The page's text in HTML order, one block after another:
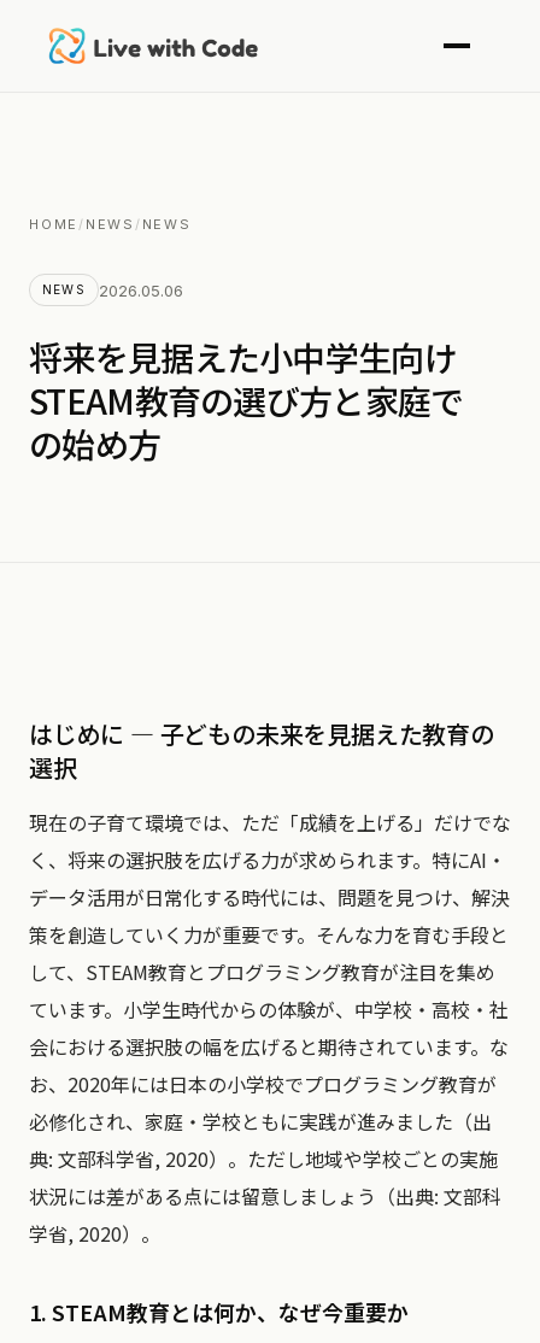
HOME / NEWS / NEWS
NEWS 2026.05.06
将来を見据えた小中学生向け
STEAM教育の選び方と家庭で
の始め方
はじめに — 子どもの未来を見据えた教育の
選択
現在の子育て環境では、ただ「成績を上げる」だけでな
く、将来の選択肢を広げる力が求められます。特にAI・
データ活用が日常化する時代には、問題を見つけ、解決
策を創造していく力が重要です。そんな力を育む手段と
して、STEAM教育とプログラミング教育が注目を集め
ています。小学生時代からの体験が、中学校・高校・社
会における選択肢の幅を広げると期待されています。な
お、2020年には日本の小学校でプログラミング教育が
必修化され、家庭・学校ともに実践が進みました（出
典: 文部科学省, 2020）。ただし地域や学校ごとの実施
状況には差がある点には留意しましょう（出典: 文部科
学省, 2020）。
1. STEAM教育とは何か、なぜ今重要か